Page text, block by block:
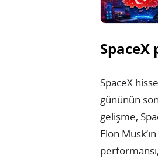
SpaceX
SpaceX
gününün
gelişme,
Elon